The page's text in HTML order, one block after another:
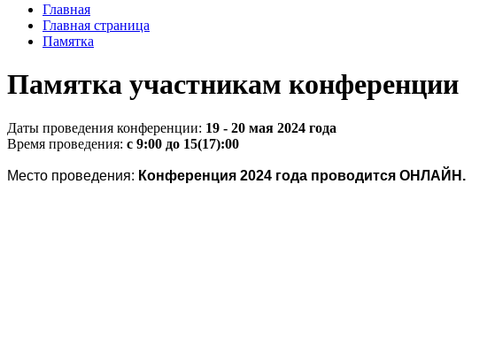
Главная
Главная страница
Памятка
Памятка участникам конференции
Даты проведения конференции: 19 - 20 мая 2024 года
Время проведения: с 9:00 до 15(17):00
Место проведения: Конференция 2024 года проводится ОНЛАЙН.